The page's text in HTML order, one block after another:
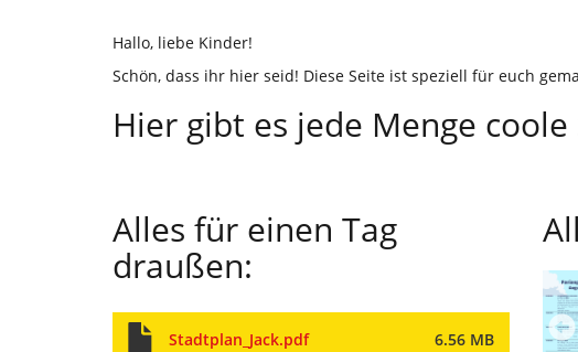
Hallo, liebe Kinder!
Schön, dass ihr hier seid! Diese Seite ist speziell für euch
Hier gibt es jede Menge
Alles für einen Tag
draußen:
Stadtplan_Jack.pdf 6.56 MB